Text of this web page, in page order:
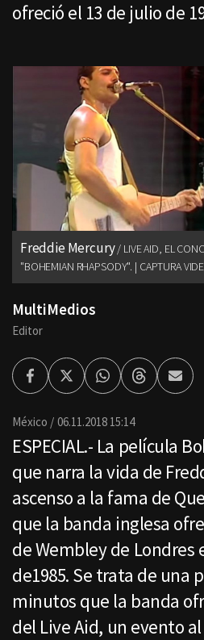
ofreció el 13 de julio de
Freddie Mercury
LIVE AID, EL
"BOHEMIAN RHAPSODY". | CAPTURA
MultiMedios
Editor
FacebookTwitterWhatsappThreadsEnviar
por
México 06.11.2018 15:14
ESPECIAL.- La película
que narra la vida de
ascenso a la fama de
que la banda inglesa
de Wembley de Londres
de1985. Se trata de una
minutos que la banda
del Live Aid, un evento